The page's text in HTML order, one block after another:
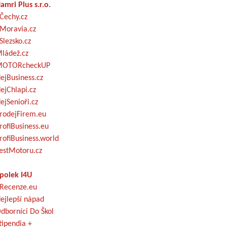
Plus s.r.o.
I4U
nápad
Do Škol
+